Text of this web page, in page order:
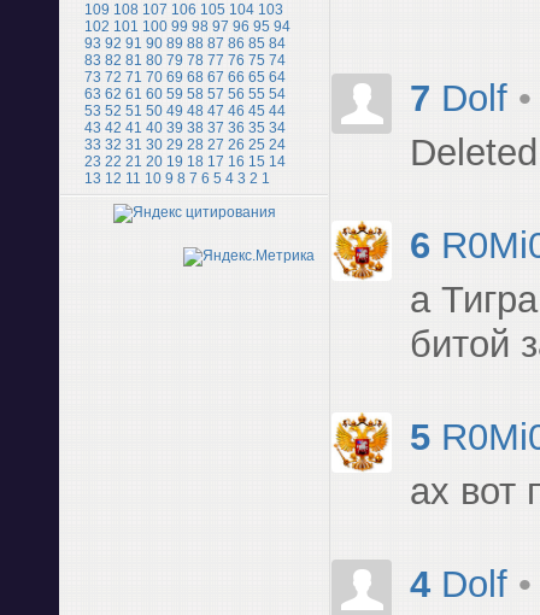
109 108 107 106 105 104 103
102 101 100 99 98 97 96 95 94
93 92 91 90 89 88 87 86 85 84
83 82 81 80 79 78 77 76 75 74
73 72 71 70 69 68 67 66 65 64
63 62 61 60 59 58 57 56 55 54
53 52 51 50 49 48 47 46 45 44
43 42 41 40 39 38 37 36 35 34
33 32 31 30 29 28 27 26 25 24
23 22 21 20 19 18 17 16 15 14
13 12 11 10 9 8 7 6 5 4 3 2 1
7 Dolf
Deleted
6
а
битой
5
ах вот
4 Dolf